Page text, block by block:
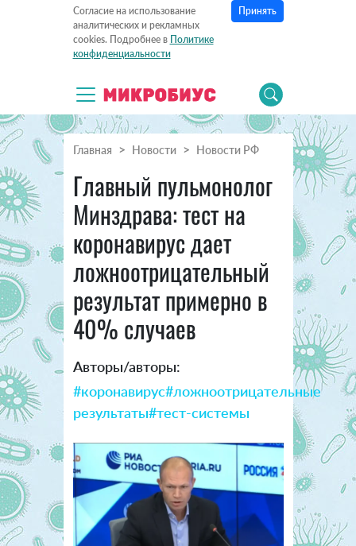
Согласие на использование
аналитических и рекламных
cookies. Подробнее в Политике
конфиденциальности
Принять
Главная Новости Новости РФ
Главный пульмонолог
Минздрава: тест на
коронавирус дает
ложноотрицательный
результат примерно в
40% случаев
Авторы/авторы:
#коронавирус#ложноотрицательные
результаты#тест-системы